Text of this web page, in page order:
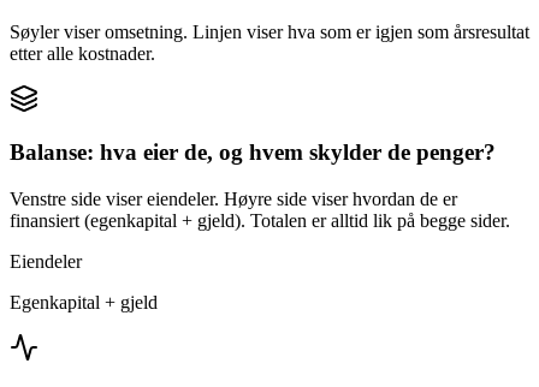
Søyler viser omsetning. Linjen viser hva som er igjen som årsresultat
etter alle kostnader.
Balanse: hva eier de, og hvem skylder de penger?
Venstre side viser eiendeler. Høyre side viser hvordan de er
finansiert (egenkapital + gjeld). Totalen er alltid lik på begge sider.
Eiendeler
Egenkapital + gjeld